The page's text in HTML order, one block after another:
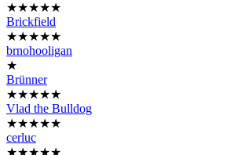
★★★★★
Brickfield
★★★★★
brnohooligan
★
Brünner
★★★★★
Vlad the Bulldog
★★★★★
cerluc
★★★★★